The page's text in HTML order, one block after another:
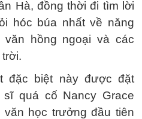
Hà, đồng thời đi tìm lời
hóc búa nhất về năng
văn hồng ngoại và các
đặc biệt này được đặt
quá cố Nancy Grace
học trưởng đầu tiên